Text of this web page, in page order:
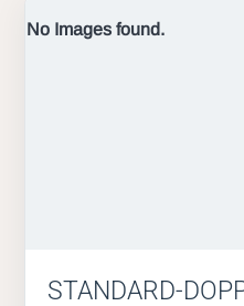
No Images found.
STANDARD-